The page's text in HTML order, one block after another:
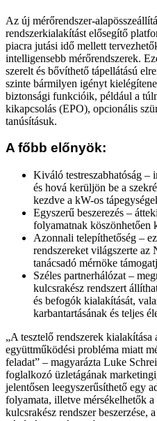
Az új mérőrendszer-
rendszerkialakítást elősegítő
piacra jutási idő mellett
intelligensebb mérőrendszerek.
szerelt és bővíthető tápellátású
szinte bármilyen igényt
biztonsági funkcióik, például a
kikapcsolás (EPO), opcionális
tanúsításuk.
A főbb előnyök:
Kiváló testreszabhatóság –
és hová kerüljön be a
kezdve a kW-os
Egyszerű beszerezés –
folyamatnak köszönhetően
Azonnali telepíthetőség –
rendszereket világszerte az
tanácsadó mérnöke
Széles partnerhálózat –
kulcsrakész rendszert
és befogók kialakítását,
karbantartásának és teljes
„A tesztelő rendszerek
együttműködési probléma miatt
feladat” – magyarázta Luke
foglalkozó üzletágának
jelentősen leegyszerűsíthető egy
folyamata, illetve mérsékelhetők
kulcsrakész rendszer beszerzése,